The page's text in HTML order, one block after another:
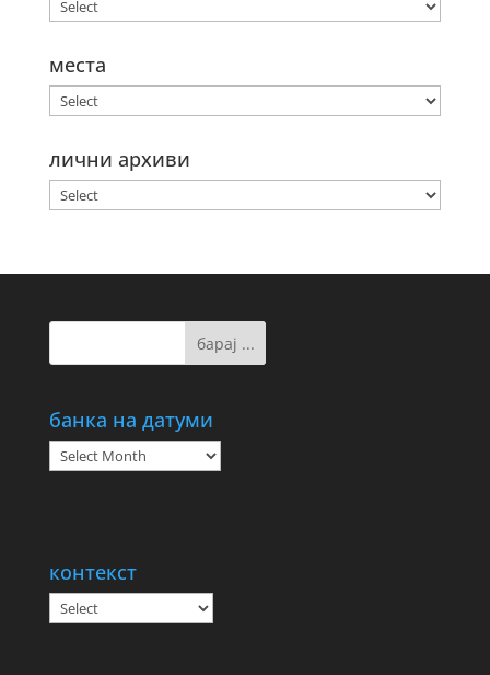
места
лични архиви
банка на датуми
банка
на
контекст